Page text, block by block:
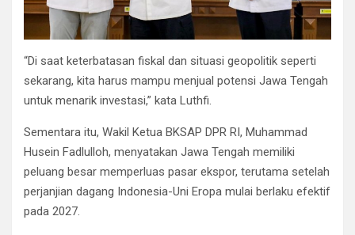
“Di saat keterbatasan fiskal dan situasi geopolitik seperti
sekarang, kita harus mampu menjual potensi Jawa Tengah
untuk menarik investasi,” kata Luthfi.
Sementara itu, Wakil Ketua BKSAP DPR RI, Muhammad
Husein Fadlulloh, menyatakan Jawa Tengah memiliki
peluang besar memperluas pasar ekspor, terutama setelah
perjanjian dagang Indonesia-Uni Eropa mulai berlaku efektif
pada 2027.